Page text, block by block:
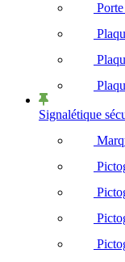
Signalétique